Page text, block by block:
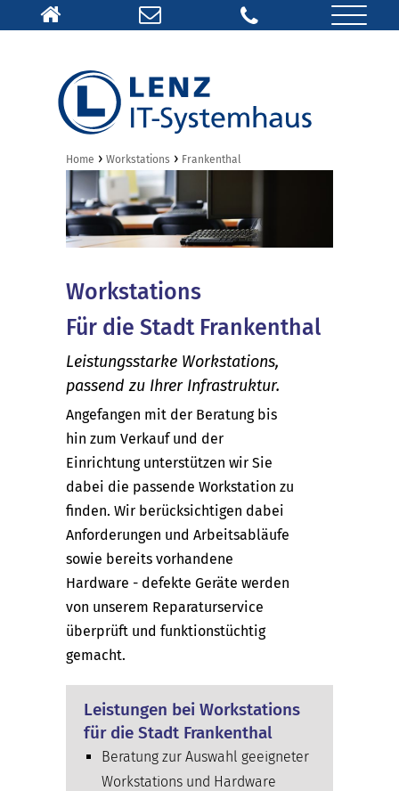
Home › Workstations › Frankenthal
Workstations
Für die Stadt Frankenthal
Leistungsstarke Workstations,
passend zu Ihrer Infrastruktur.
Angefangen mit der Beratung bis
hin zum Verkauf und der
Einrichtung unterstützen wir Sie
dabei die passende Workstation zu
finden. Wir berücksichtigen dabei
Anforderungen und Arbeitsabläufe
sowie bereits vorhandene
Hardware - defekte Geräte werden
von unserem Reparaturservice
überprüft und funktionstüchtig
gemacht.
Leistungen bei Workstations
für die Stadt Frankenthal
Beratung zur Auswahl geeigneter
Workstations und Hardware